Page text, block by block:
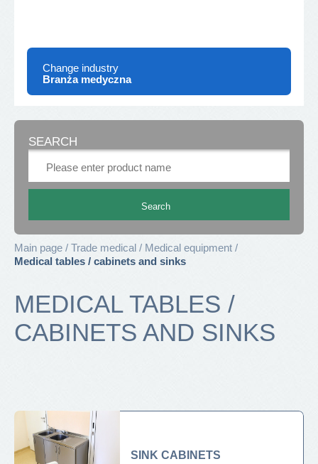
Change industry
Branża medyczna
SEARCH
Main page Trade medical
Medical equipment
Medical tables / cabinets and sinks
MEDICAL TABLES /
CABINETS AND SINKS
SINK CABINETS